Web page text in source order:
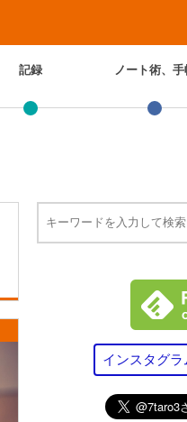
記録 ノート術、手
インスタグ